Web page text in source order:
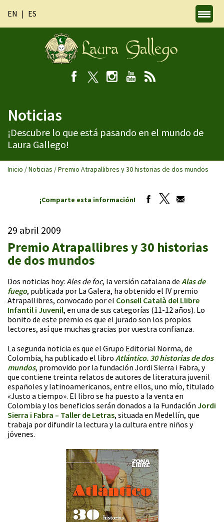
EN ES
Noticias
¡Descubre lo que está pasando en el mundo de
Laura Gallego!
Inicio /Noticias /Premio Atrapallibres y 30 historias de dos mundos
¡Comparte esta información!
29 abril 2009
Premio Atrapallibres y 30 historias
de dos mundos
Dos noticias hoy: Ales de foc, la versión catalana de Alas de
fuego, publicada por La Galera, ha obtenido el IV premio
Atrapallibres, convocado por el Consell Català del Llibre
Infantil i Juvenil, en una de sus categorías (11-12 años). Lo
bonito de este premio es que el jurado son los propios
lectores, así que muchas gracias por vuestra confianza.
La segunda noticia es que el Grupo Editorial Norma, de
Colombia, ha publicado el libro Atlántico. 30 historias de dos
mundos, promovido por la fundación Jordi Sierra i Fabra, y
que contiene treinta relatos de autores de literatura juvenil
españoles y latinoamericanos, entre ellos, uno mío, titulado
«Justo a tiempo». El libro se ha puesto a la venta en
Colombia y los beneficios serán donados a la Fundación Jordi
Sierra i Fabra – Taller de Letras, situada en Medellín, que
trabaja por difundir la lectura y la cultura entre niños y
jóvenes.